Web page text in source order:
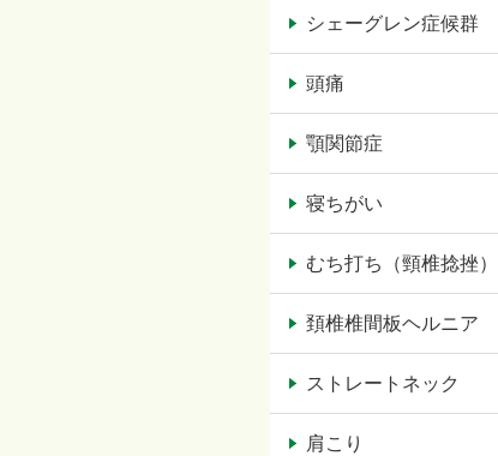
シェーグレン症候群
頭痛
顎関節症
寝ちがい
むち打ち（頸椎捻挫）
頚椎椎間板ヘルニア
ストレートネック
肩こり